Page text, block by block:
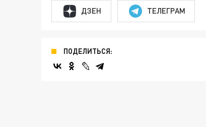
ДЗЕН ТЕЛЕГРАМ
ПОДЕЛИТЬСЯ: